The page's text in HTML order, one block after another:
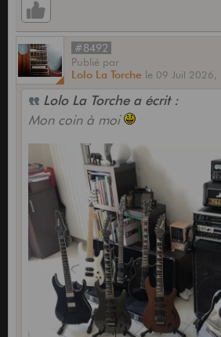
#8492
Publié par
Lolo La Torche le 09 Juil 2026,
Lolo La Torche a écrit :
Mon coin à moi